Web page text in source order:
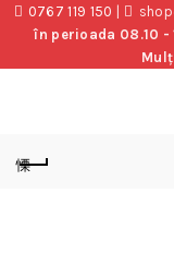
0767 119 150
în perioada 08.10 -